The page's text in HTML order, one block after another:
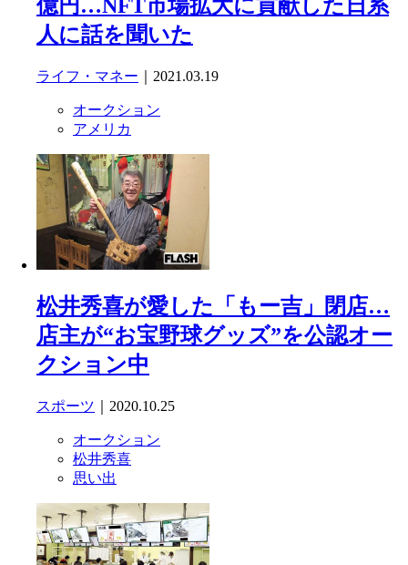
億円…NFT市場拡大に貢献した日系
人に話を聞いた
ライフ・マネー ｜2021.03.19
オークション
アメリカ
松井秀喜が愛した「もー吉」閉店…
店主が“お宝野球グッズ”を公認オー
クション中
スポーツ ｜2020.10.25
オークション
松井秀喜
思い出